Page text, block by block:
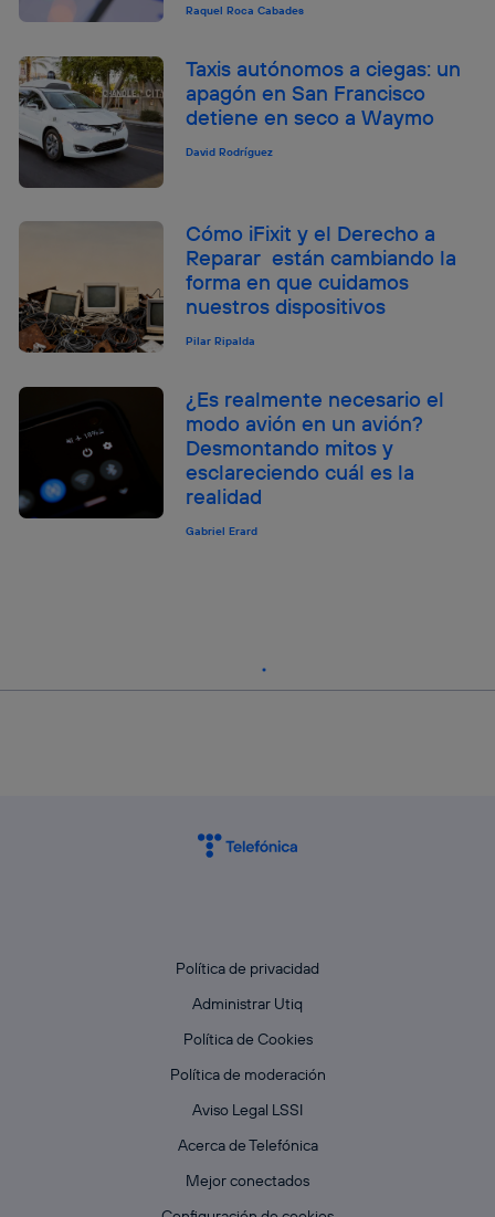
Raquel Roca Cabades
Taxis autónomos a ciegas: un
apagón en San Francisco
detiene en seco a Waymo
David Rodríguez
Cómo iFixit y el Derecho a
Reparar están cambiando la
forma en que cuidamos
nuestros dispositivos
Pilar Ripalda
¿Es realmente necesario el
modo avión en un avión?
Desmontando mitos y
esclareciendo cuál es la
realidad
Gabriel Erard
Política de privacidad
Administrar Utiq
Política de Cookies
Política de moderación
Aviso Legal LSSI
Acerca de Telefónica
Mejor conectados